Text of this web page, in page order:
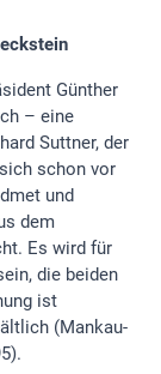
Günther
– eine
Suttner, der
schon vor
und
dem
Es wird für
die beiden
ist
(Mankau-